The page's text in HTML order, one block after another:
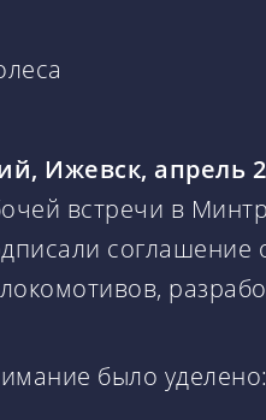
Ижевск, апрель
встречи в
соглашение
было уделено: